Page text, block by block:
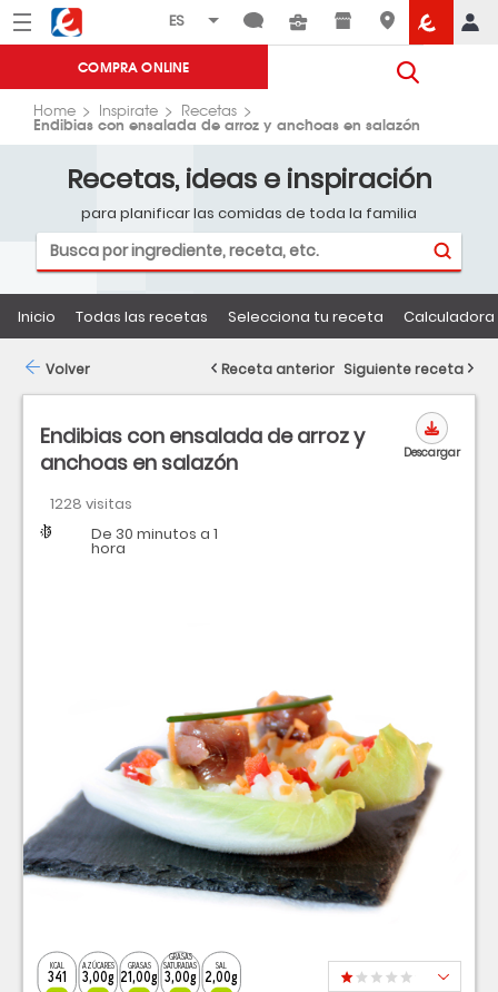
Menú Eroski
COMPRA ONLINE
Home Inspirate Recetas
Endibias con ensalada de arroz y anchoas en salazón
Recetas, ideas e inspiración
para planificar las comidas de toda la familia
Inicio Todas las recetas Selecciona tu receta
Endibias con ensalada de arroz y
anchoas en salazón
1228 visitas
Dificultad
Tiempo De 30 minutos a 1
hora
Descargar
KCAL
341
AZÚCARES
3,00g
GRASAS
21,00g
GRASAS
SATURADAS
3,00g
SAL
2,00g
Volver Receta anterior Siguiente receta